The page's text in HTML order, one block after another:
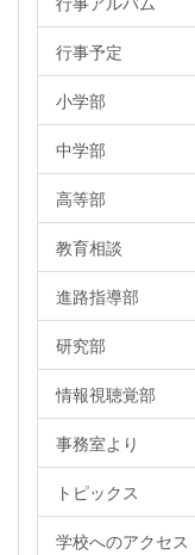
行事予定
小学部
中学部
高等部
教育相談
進路指導部
研究部
情報視聴覚部
事務室より
トピックス
学校へのアクセス